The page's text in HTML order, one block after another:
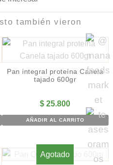
también vieron
Pan integral proteína Canela
tajado 600gr
$ 25.800
AÑADIR AL CARRITO
Agotado